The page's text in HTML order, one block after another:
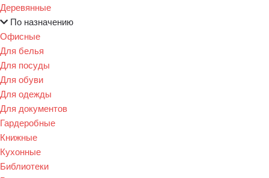
Деревянные
По назначению
Офисные
Для белья
Для посуды
Для обуви
Для одежды
Для документов
Гардеробные
Книжные
Кухонные
Библиотеки